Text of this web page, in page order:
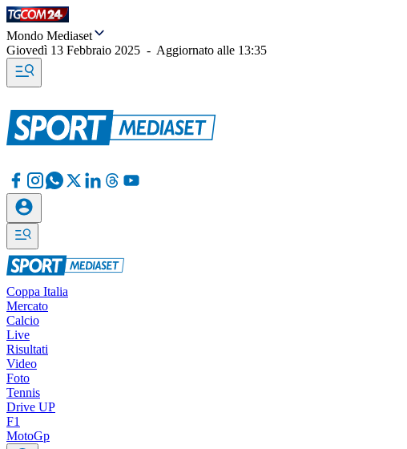
Mondo Mediaset
Giovedì 13 Febbraio 2025 - Aggiornato alle 13:35
Coppa Italia
Mercato
Calcio
Live
Risultati
Video
Foto
Tennis
Drive UP
F1
MotoGp